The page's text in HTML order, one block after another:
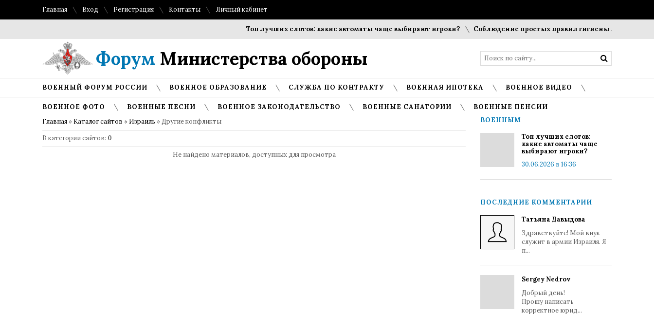
Главная Вход Регистрация Контакты Личный кабинет
Топ лучших слотов: какие автоматы чаще выбирают игроки? Соблюдение простых правил гигиены помогает
Форум Министерства обороны
ВОЕННЫЙ ФОРУМ РОССИИ ВОЕННОЕ ОБРАЗОВАНИЕ СЛУЖБА ПО КОНТРАКТУ ВОЕННАЯ ИПОТЕКА ВОЕННОЕ ВИДЕО
ВОЕННОЕ ФОТО ВОЕННЫЕ ПЕСНИ ВОЕННОЕ ЗАКОНОДАТЕЛЬСТВО ВОЕННЫЕ САНАТОРИИ
ВОЕННЫЕ ПЕНСИИ
Главная » Каталог сайтов » Израиль » Другие конфликты
В категории сайтов: 0
Не найдено материалов, доступных для просмотра
ВОЕННЫМ
Топ лучших слотов:
какие автоматы чаще
выбирают игроки?
30.06.2026 в 16:36
ПОСЛЕДНИЕ КОММЕНТАРИИ
Татьяна Давыдова
Здравствуйте! Мой внук
служит в армии Израиля. Я
п...
Sergey Nedrov
Добрый день!
Прошу написать
корректное юрид...